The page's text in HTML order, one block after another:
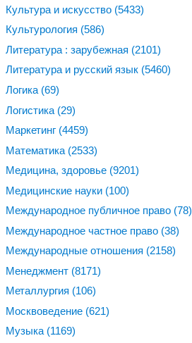
Культура и искусство (5433)
Культурология (586)
Литература : зарубежная (2101)
Литература и русский язык (5460)
Логика (69)
Логистика (29)
Маркетинг (4459)
Математика (2533)
Медицина, здоровье (9201)
Медицинские науки (100)
Международное публичное право (78)
Международное частное право (38)
Международные отношения (2158)
Менеджмент (8171)
Металлургия (106)
Москвоведение (621)
Музыка (1169)